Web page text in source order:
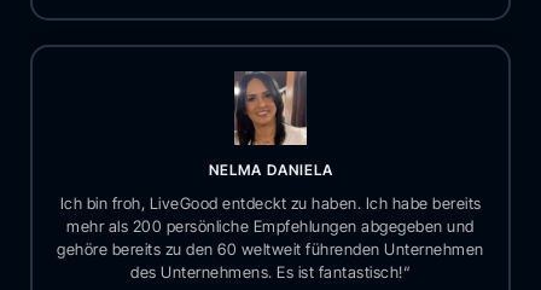
NELMA DANIELA
Ich bin froh, LiveGood entdeckt zu haben. Ich habe bereits
mehr als 200 persönliche Empfehlungen abgegeben und
gehöre bereits zu den 60 weltweit führenden Unternehmen
des Unternehmens. Es ist fantastisch!“